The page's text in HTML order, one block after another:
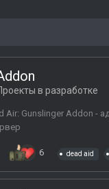
в разработке
Air: Gunslinger Addon -
6 dead aid